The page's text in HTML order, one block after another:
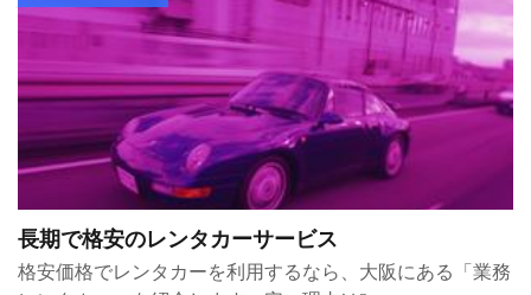
長期で格安のレンタカーサービス
格安価格でレンタカーを利用するなら、大阪にある「業務